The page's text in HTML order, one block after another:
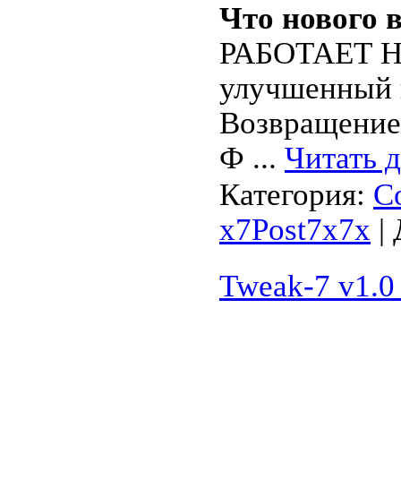
Что нового
РАБОТАЕТ
улучшенный
Ф ... Читать
Категория:
x7Post7x7x |
Tweak-7